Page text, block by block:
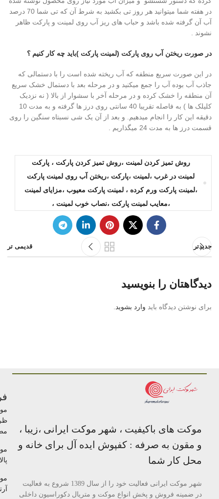
در هفته شما میتوانید هر روز تی بکشید به شرط آن که تی شما 70 درصد
آب آن گرفته شده باشد و حباب های ریز آب روی لمینت و پارکت ظاهر
نشوند .
در صورت ریختن آب روی پارکت (لمینت پارکت )باید چه کار کنیم ؟
در این صورت سریع منطفه که آب ریخته شده است را با دستمالی که
جاذب آب بوده آب را جمع میکنید و در مرحله بعد با دستمال خشک سریع
آن منطقه را خشک کرده و در مرحله آخر با سشوار از بالا ( نه نزدیک
کلیلک ها ) به فاصله تقریبا 40 سانتی روی درز ها گرفته و به مدت 10
دقیقه این کار را انجام میدهیم. و بعد از آن یک شی نسبتاه سنگین را روی
قسمت درز ها به مدت 24 میگذاریم .
روش تمیز کردن لمینت ،روش تمیز کردن پارکت ، پارکت
لمینت در غرب ،لمینت ،پارکت ،ریختن آب روی لمینت پارکت
،لمینت پارکت ورم کرده ، لمینت پارکت معیوب ،مزایای لمینت
،معایب لمینت پارکت ،نصاب خوب لمینت ،
جدیدتر قدیمی تر
دیدگاهتان را بنویسید
برای نوشتن دیدگاه باید وارد بشوید
موکت های باکیفیت ، شهر موکت ایرانی ،زیبا ،
و مقون به صرفه : کفپوش ایده آل برای خانه و
محل کار شما
شهر موکت ایرانی فعالیت خود را از سال 1389 شروع به فعالیت
در ضمینه فروش و پخش انواع موکت و متریال دکوراسیون داخلی